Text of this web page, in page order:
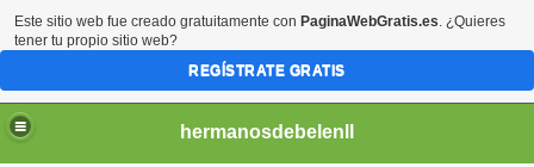
hermanosdebelenll
Este sitio web fue creado gratuitamente con PaginaWebGratis.es. ¿Quieres
tener tu propio sitio web?
REGÍSTRATE GRATIS